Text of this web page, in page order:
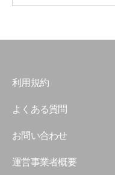
利用規約
よくある質問
お問い合わせ
運営事業者概要